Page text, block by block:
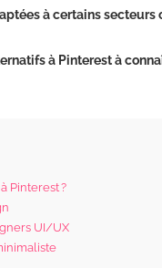
à certains
à Pinterest à
Pinterest ?
UI/UX